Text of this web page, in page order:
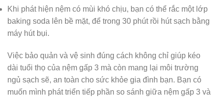
Khi phát hiện nệm có mùi khó chịu, bạn có thể rắc một lớp
baking soda lên bề mặt, để trong 30 phút rồi hút sạch bằng
máy hút bụi.
Việc bảo quản và vệ sinh đúng cách không chỉ giúp kéo
dài tuổi thọ của nệm gấp 3 mà còn mang lại môi trường
ngủ sạch sẽ, an toàn cho sức khỏe gia đình bạn. Bạn có
muốn mình phát triển tiếp phần so sánh giữa nệm gấp 3 và